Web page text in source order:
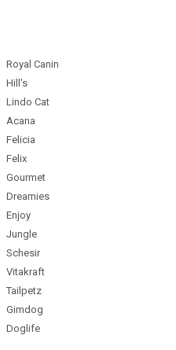
Royal Canin
Hill's
Lindo Cat
Acana
Felicia
Felix
Gourmet
Dreamies
Enjoy
Jungle
Schesir
Vitakraft
Tailpetz
Gimdog
Doglife